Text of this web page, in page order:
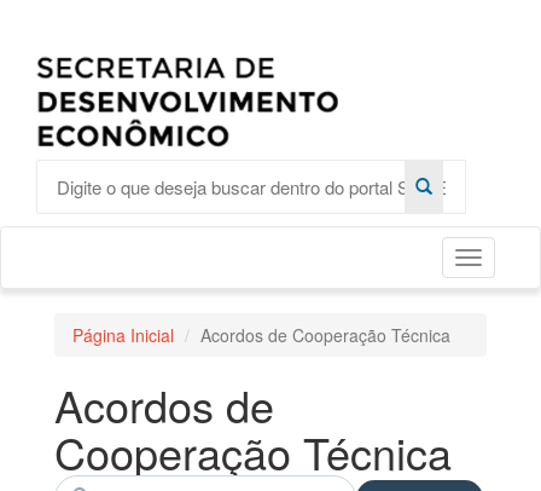
Toggle
Página Inicial Acordos de Cooperação Técnica
Acordos de
Cooperação Técnica